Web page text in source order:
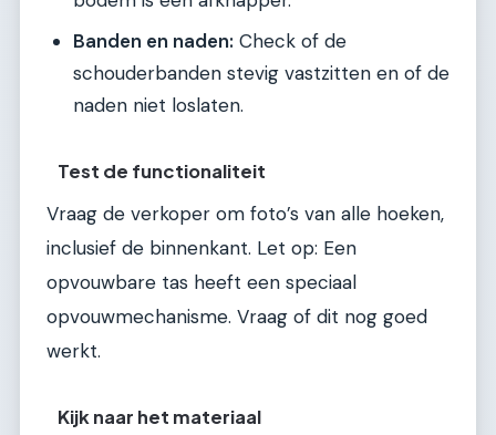
Banden en naden: Check of de
schouderbanden stevig vastzitten en of de
naden niet loslaten.
Test de functionaliteit
Vraag de verkoper om foto’s van alle hoeken,
inclusief de binnenkant. Let op: Een
opvouwbare tas heeft een speciaal
opvouwmechanisme. Vraag of dit nog goed
werkt.
Kijk naar het materiaal